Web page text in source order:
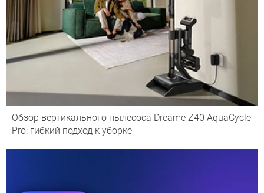
Обзор вертикального пылесоса Dreame Z40 AquaCycle
Pro: гибкий подход к уборке